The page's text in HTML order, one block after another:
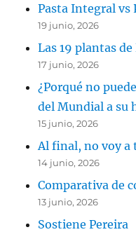
Pasta Integral vs
19 junio, 2026
Las 19 plantas
17 junio, 2026
¿Porqué no
del Mundial a su
15 junio, 2026
Al final, no voy a
14 junio, 2026
Comparativa de
13 junio, 2026
Sostiene Pereira